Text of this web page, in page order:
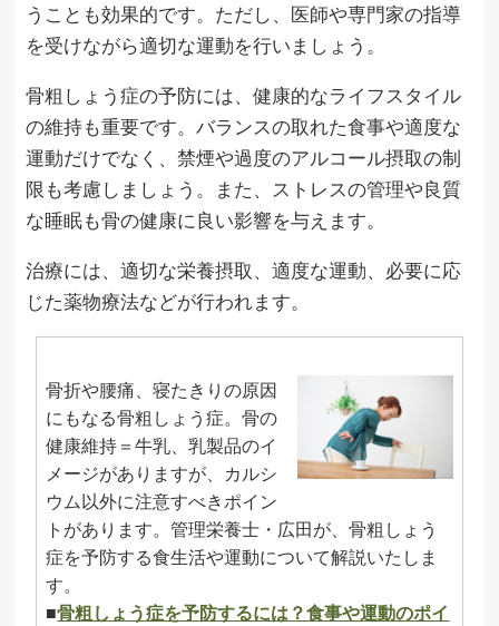
うことも効果的です。ただし、医師や専門家の指導
を受けながら適切な運動を行いましょう。
骨粗しょう症の予防には、健康的なライフスタイル
の維持も重要です。バランスの取れた食事や適度な
運動だけでなく、禁煙や過度のアルコール摂取の制
限も考慮しましょう。また、ストレスの管理や良質
な睡眠も骨の健康に良い影響を与えます。
治療には、適切な栄養摂取、適度な運動、必要に応
じた薬物療法などが行われます。
骨折や腰痛、寝たきりの原因
にもなる骨粗しょう症。骨の
健康維持＝牛乳、乳製品のイ
メージがありますが、カルシ
ウム以外に注意すべきポイン
トがあります。管理栄養士・広田が、骨粗しょう
症を予防する食生活や運動について解説いたしま
す。
■骨粗しょう症を予防するには？食事や運動のポイ